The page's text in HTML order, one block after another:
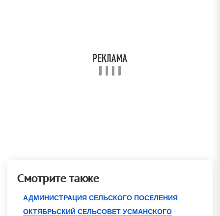
Смотрите также
АДМИНИСТРАЦИЯ СЕЛЬСКОГО ПОСЕЛЕНИЯ
ОКТЯБРЬСКИЙ СЕЛЬСОВЕТ УСМАНСКОГО